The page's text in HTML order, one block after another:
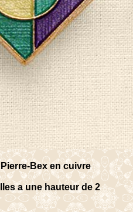
Bex en cuivre
a une hauteur de 2